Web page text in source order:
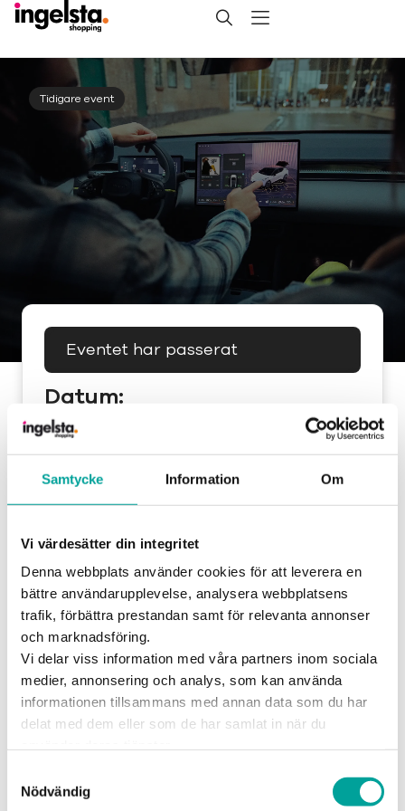
Samtycke Information Om
Vi värdesätter din integritet
Denna webbplats använder cookies för att leverera en
bättre användarupplevelse, analysera webbplatsens
trafik, förbättra prestandan samt för relevanta annonser
och marknadsföring.
Vi delar viss information med våra partners inom sociala
medier, annonsering och analys, som kan använda
informationen tillsammans med annan data som du har
delat med dem eller som de har samlat in när du
Nödvändig
Tidigare event
Publicerad26 maj 2026
Provkör din nästa bil
med Rejmes – få en
helgkasse
Nu har Rejmes flyttat in på Ingelsta
Shopping! Välkommen att spana in deras
bilar och boka en provkörning.
Eventet har passerat
Datum:
25 maj-14 juni
Tid:
Kl. 10-20 (10-18)
Plats:
Se bilarna på torget utanför Stora
Coop